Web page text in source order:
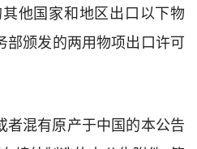
他国家和地区出口以下物
部颁发的两用物项出口许可
者混有原产于中国的本公告